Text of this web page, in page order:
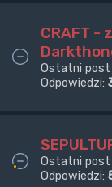
CRAFT -
Ostatni post
Odpowiedzi:
Ostatni post
Odpowiedzi: